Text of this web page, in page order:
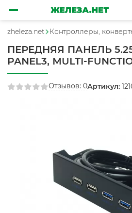
zheleza.net Контроллеры,
ПЕРЕДНЯЯ ПАНЕЛЬ
PANEL3, MULTI-
Отзывов: 0Артикул: